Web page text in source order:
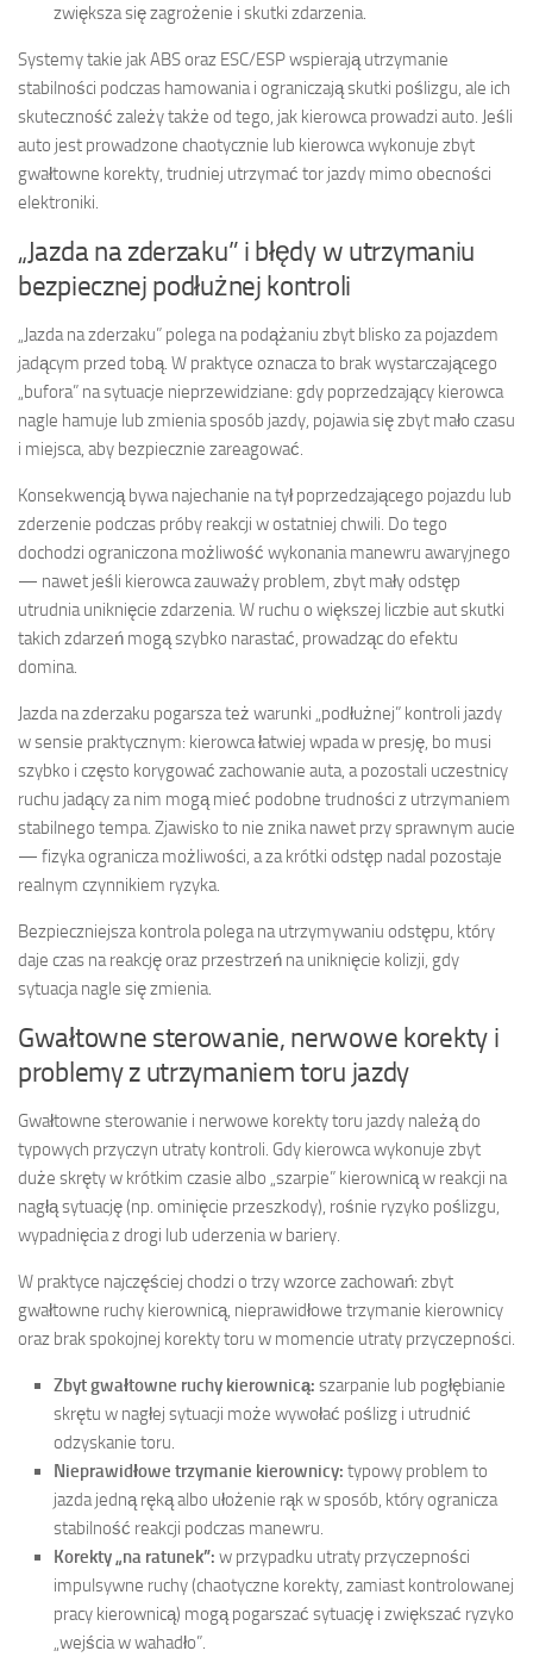
zwiększa się zagrożenie i skutki zdarzenia.
Systemy takie jak ABS oraz ESC/ESP wspierają utrzymanie
stabilności podczas hamowania i ograniczają skutki poślizgu, ale ich
skuteczność zależy także od tego, jak kierowca prowadzi auto. Jeśli
auto jest prowadzone chaotycznie lub kierowca wykonuje zbyt
gwałtowne korekty, trudniej utrzymać tor jazdy mimo obecności
elektroniki.
„Jazda na zderzaku” i błędy w utrzymaniu
bezpiecznej podłużnej kontroli
„Jazda na zderzaku” polega na podążaniu zbyt blisko za pojazdem
jadącym przed tobą. W praktyce oznacza to brak wystarczającego
„bufora” na sytuacje nieprzewidziane: gdy poprzedzający kierowca
nagle hamuje lub zmienia sposób jazdy, pojawia się zbyt mało czasu
i miejsca, aby bezpiecznie zareagować.
Konsekwencją bywa najechanie na tył poprzedzającego pojazdu lub
zderzenie podczas próby reakcji w ostatniej chwili. Do tego
dochodzi ograniczona możliwość wykonania manewru awaryjnego
— nawet jeśli kierowca zauważy problem, zbyt mały odstęp
utrudnia uniknięcie zdarzenia. W ruchu o większej liczbie aut skutki
takich zdarzeń mogą szybko narastać, prowadząc do efektu
domina.
Jazda na zderzaku pogarsza też warunki „podłużnej” kontroli jazdy
w sensie praktycznym: kierowca łatwiej wpada w presję, bo musi
szybko i często korygować zachowanie auta, a pozostali uczestnicy
ruchu jadący za nim mogą mieć podobne trudności z utrzymaniem
stabilnego tempa. Zjawisko to nie znika nawet przy sprawnym aucie
— fizyka ogranicza możliwości, a za krótki odstęp nadal pozostaje
realnym czynnikiem ryzyka.
Bezpieczniejsza kontrola polega na utrzymywaniu odstępu, który
daje czas na reakcję oraz przestrzeń na uniknięcie kolizji, gdy
sytuacja nagle się zmienia.
Gwałtowne sterowanie, nerwowe korekty i
problemy z utrzymaniem toru jazdy
Gwałtowne sterowanie i nerwowe korekty toru jazdy należą do
typowych przyczyn utraty kontroli. Gdy kierowca wykonuje zbyt
duże skręty w krótkim czasie albo „szarpie” kierownicą w reakcji na
nagłą sytuację (np. ominięcie przeszkody), rośnie ryzyko poślizgu,
wypadnięcia z drogi lub uderzenia w bariery.
W praktyce najczęściej chodzi o trzy wzorce zachowań: zbyt
gwałtowne ruchy kierownicą, nieprawidłowe trzymanie kierownicy
oraz brak spokojnej korekty toru w momencie utraty przyczepności.
Zbyt gwałtowne ruchy kierownicą: szarpanie lub pogłębianie
skrętu w nagłej sytuacji może wywołać poślizg i utrudnić
odzyskanie toru.
Nieprawidłowe trzymanie kierownicy: typowy problem to
jazda jedną ręką albo ułożenie rąk w sposób, który ogranicza
stabilność reakcji podczas manewru.
Korekty „na ratunek”: w przypadku utraty przyczepności
impulsywne ruchy (chaotyczne korekty, zamiast kontrolowanej
pracy kierownicą) mogą pogarszać sytuację i zwiększać ryzyko
„wejścia w wahadło”.